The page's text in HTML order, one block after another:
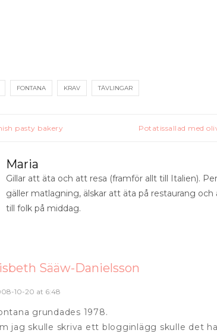
FONTANA KRAV TÄVLINGAR
pasty bakery Potatissallad med
Maria
Gillar att äta och att resa (framför allt till Italien).
gäller matlagning, älskar att äta på restaurang
till folk på middag.
Sääw-Danielsson
10-20 at 6:48
grundades 1978.
jag skulle skriva ett blogginlägg skulle det